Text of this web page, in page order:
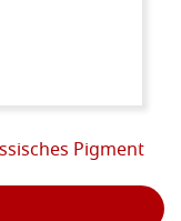
Pigment